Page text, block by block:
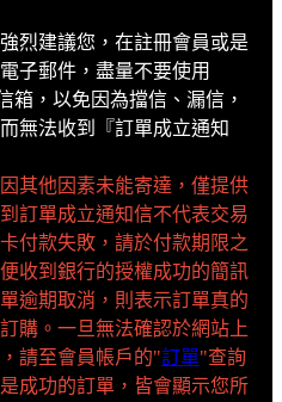
烈建議您，在註冊會員或是
子郵件，盡量不要使用
箱，以免因為擋信、漏信，
無法收到『訂單成立通知
其他因素未能寄達，僅提供
訂單成立通知信不代表交易
付款失敗，請於付款期限之
收到銀行的授權成功的簡訊
逾期取消，則表示訂單真的
購。一旦無法確認於網站上
請至會員帳戶的"訂單"查詢
成功的訂單，皆會顯示您所